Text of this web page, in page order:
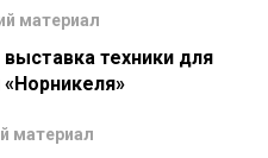
материал
техники для
материал